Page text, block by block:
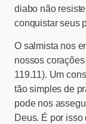
diabo não
conquistar seus
O salmista nos
nossos
119.11). Um
tão simples de
pode nos
Deus. É por